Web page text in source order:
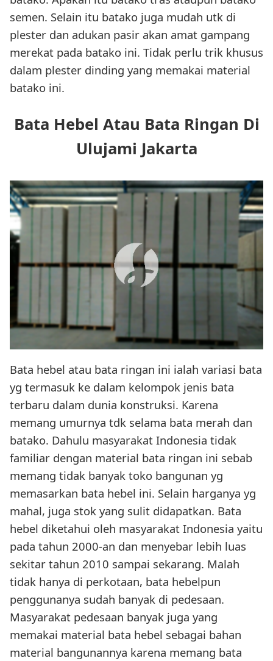
semen. Selain itu batako juga mudah utk di
plester dan adukan pasir akan amat gampang
merekat pada batako ini. Tidak perlu trik khusus
dalam plester dinding yang memakai material
batako ini.
Bata Hebel Atau Bata Ringan Di
Ulujami Jakarta
Bata hebel atau bata ringan ini ialah variasi bata
yg termasuk ke dalam kelompok jenis bata
terbaru dalam dunia konstruksi. Karena
memang umurnya tdk selama bata merah dan
batako. Dahulu masyarakat Indonesia tidak
familiar dengan material bata ringan ini sebab
memang tidak banyak toko bangunan yg
memasarkan bata hebel ini. Selain harganya yg
mahal, juga stok yang sulit didapatkan. Bata
hebel diketahui oleh masyarakat Indonesia yaitu
pada tahun 2000-an dan menyebar lebih luas
sekitar tahun 2010 sampai sekarang. Malah
tidak hanya di perkotaan, bata hebelpun
penggunanya sudah banyak di pedesaan.
Masyarakat pedesaan banyak juga yang
memakai material bata hebel sebagai bahan
material bangunannya karena memang bata